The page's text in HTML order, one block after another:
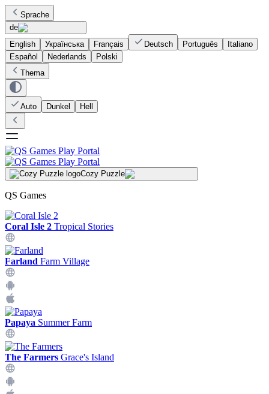
Sprache
de
English
Українська Français Deutsch Português
Italiano
Español
Nederlands
Polski
Thema
Auto Dunkel Hell
Cozy Puzzle
QS Games
Coral Isle 2 Tropical Stories
Farland Farm Village
Papaya Summer Farm
The Farmers Grace's Island